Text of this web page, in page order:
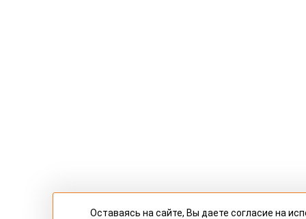
Оставаясь на сайте, Вы даете согласие на